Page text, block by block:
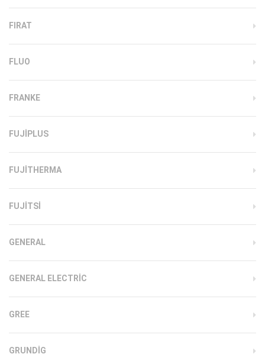
FIRAT
FLUO
FRANKE
FUJIPLUS
FUJITHERMA
FUJITSI
GENERAL
GENERAL ELECTRIC
GREE
GRUNDIG